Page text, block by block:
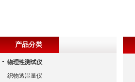
产品分类
物理性测试仪
织物透湿量仪